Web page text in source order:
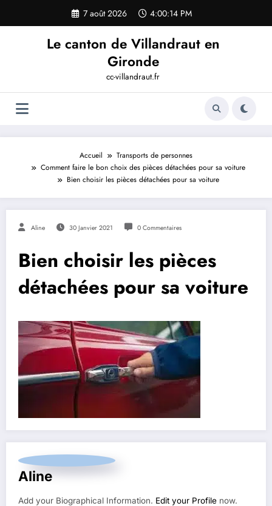
contenu
7 août 2026 4:00:15 PM
Le canton de Villandraut en
Gironde
cc-villandraut.fr
Accueil
Transports de personnes
Comment faire le bon choix des pièces détachées pour sa voiture
Bien choisir les pièces détachées pour sa voiture
Aline 30 Janvier 2021 0 Commentaires
Bien choisir les pièces
détachées pour sa voiture
Aline
Add your Biographical Information. Edit your Profile now.